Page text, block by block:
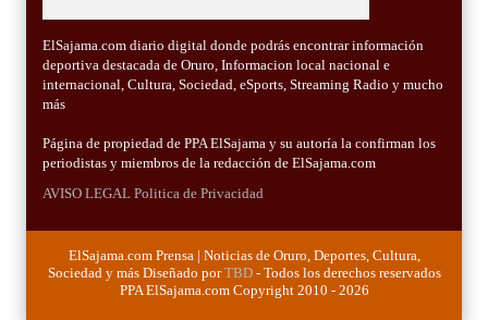
ElSajama.com diario digital donde podrás encontrar información
deportiva destacada de Oruro, Informacion local nacional e
internacional, Cultura, Sociedad, eSports, Streaming Radio y mucho
más
Página de propiedad de PPA ElSajama y su autoría la confirman los
periodistas y miembros de la redacción de ElSajama.com
AVISO LEGAL Politica de Privacidad
ElSajama.com Prensa | Noticias de Oruro, Deportes, Cultura,
Sociedad y más Diseñado porTBD- Todos los derechos reservados
PPA ElSajama.com Copyright 2010 - 2026